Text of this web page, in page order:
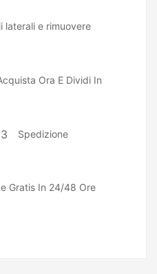
laterali e rimuovere
Ora E Dividi In
Spedizione
Gratis In 24/48 Ore